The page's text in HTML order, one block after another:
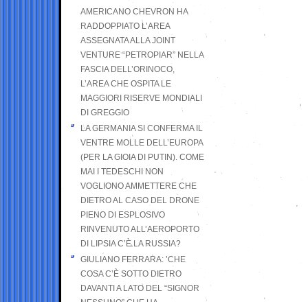
AMERICANO CHEVRON HA
RADDOPPIATO L’AREA
ASSEGNATA ALLA JOINT
VENTURE “PETROPIAR” NELLA
FASCIA DELL’ORINOCO,
L’AREA CHE OSPITA LE
MAGGIORI RISERVE MONDIALI
DI GREGGIO
LA GERMANIA SI CONFERMA IL
VENTRE MOLLE DELL’EUROPA
(PER LA GIOIA DI PUTIN). COME
MAI I TEDESCHI NON
VOGLIONO AMMETTERE CHE
DIETRO AL CASO DEL DRONE
PIENO DI ESPLOSIVO
RINVENUTO ALL’AEROPORTO
DI LIPSIA C’È LA RUSSIA?
GIULIANO FERRARA: ’CHE
COSA C’È SOTTO DIETRO
DAVANTI A LATO DEL “SIGNOR